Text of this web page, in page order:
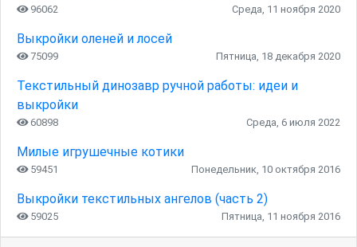
96062 Среда, 11 ноября 2020
Выкройки оленей и лосей
75099 Пятница, 18 декабря 2020
Текстильный динозавр ручной работы: идеи и
выкройки
60898 Среда, 6 июля 2022
Милые игрушечные котики
59451 Понедельник, 10 октября 2016
Выкройки текстильных ангелов (часть 2)
59025 Пятница, 11 ноября 2016